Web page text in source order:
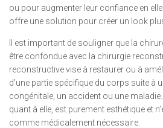
ou pour augmenter leur confiance en
offre une solution pour créer un look
Il est important de souligner que la
être confondue avec la chirurgie
reconstructive vise à restaurer ou à
d’une partie spécifique du corps suite à
congénitale, un accident ou une
quant à elle, est purement esthétique et
comme médicalement nécessaire.